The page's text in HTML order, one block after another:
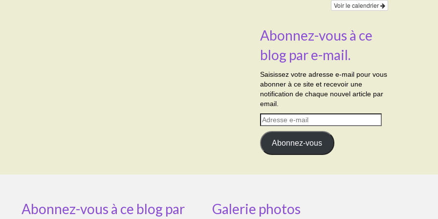
Voir le calendrier
Abonnez-vous à ce
blog par e-mail.
Saisissez votre adresse e-mail pour vous
abonner à ce site et recevoir une
notification de chaque nouvel article par
email.
Adresse
e-
mail
Abonnez-vous
Abonnez-vous à ce blog par Galerie photos